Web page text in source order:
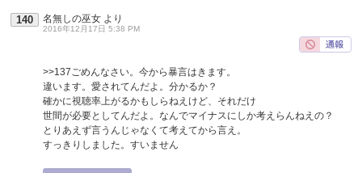
140 名無しの巫女 より
2016年12月17日 5:38 PM
>>137ごめんなさい。今から暴言はきます。
違います。愛されてんだよ。分かるか？
確かに視聴率上がるかもしらねえけど、それだけ
世間が必要としてんだよ。なんでマイナスにしか考えらんねえの？
とりあえず言うんじゃなくて考えてから言え。
すっきりしました。すいません